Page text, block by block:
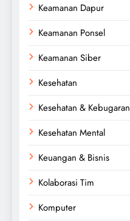
Keamanan Dapur
Keamanan Ponsel
Keamanan Siber
Kesehatan
Kesehatan & Kebugaran
Kesehatan Mental
Keuangan & Bisnis
Kolaborasi Tim
Komputer